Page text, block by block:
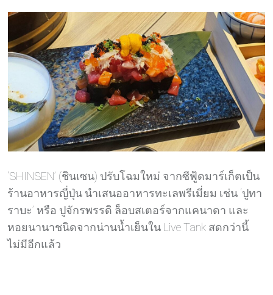
Email
‘SHINSEN’ (ชินเซน) ปรับโฉมใหม่ จากซีฟู้ดมาร์เก็ตเป็น
ร้านอาหารญี่ปุ่น นำเสนออาหารทะเลพรีเมี่ยม เช่น ‘ปูทา
ราบะ’ หรือ ปูจักรพรรดิ ล็อบสเตอร์จากแคนาดา และ
หอยนานาชนิดจากน่านน้ำเย็นใน Live Tank สดกว่านี้
ไม่มีอีกแล้ว